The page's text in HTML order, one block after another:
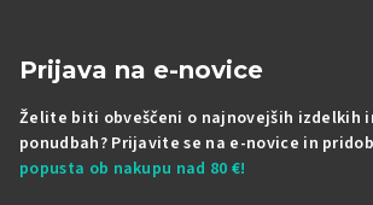
Prijava na e-novice
Želite biti obveščeni o najnovejših izdelkih
ponudbah? Prijavite se na e-novice in
popusta ob nakupu nad 80 €!